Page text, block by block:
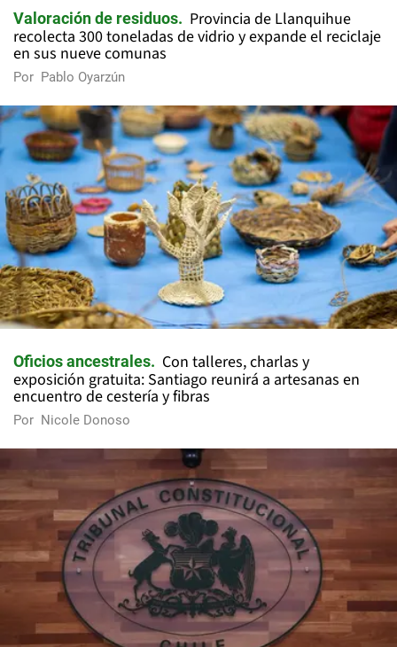
Valoración de residuos
Provincia de Llanquihue
recolecta 300 toneladas de vidrio y expande el reciclaje
en sus nueve comunas
Por Pablo Oyarzún
Oficios ancestrales
Con talleres, charlas y
exposición gratuita: Santiago reunirá a artesanas en
encuentro de cestería y fibras
Por Nicole Donoso